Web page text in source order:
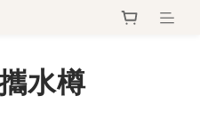
水樽